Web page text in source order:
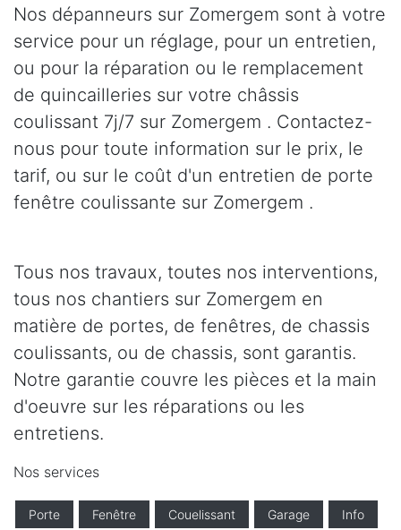
Nos dépanneurs sur Zomergem sont à votre
service pour un réglage, pour un entretien,
ou pour la réparation ou le remplacement
de quincailleries sur votre châssis
coulissant 7j/7 sur Zomergem . Contactez-
nous pour toute information sur le prix, le
tarif, ou sur le coût d'un entretien de porte
fenêtre coulissante sur Zomergem .
Tous nos travaux, toutes nos interventions,
tous nos chantiers sur Zomergem en
matière de portes, de fenêtres, de chassis
coulissants, ou de chassis, sont garantis.
Notre garantie couvre les pièces et la main
d'oeuvre sur les réparations ou les
entretiens.
Nos services
Porte Fenêtre Couelissant Garage Info